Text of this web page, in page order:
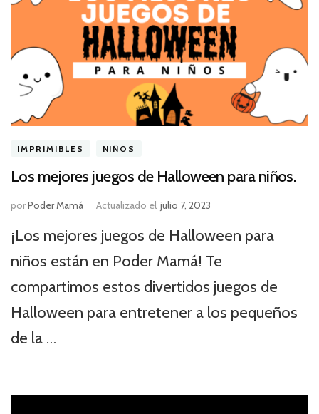
IMPRIMIBLES NIÑOS
Los mejores juegos de Halloween para niños.
porPoder Mamá Actualizado el julio 7, 2023
¡Los mejores juegos de Halloween para
niños están en Poder Mamá! Te
compartimos estos divertidos juegos de
Halloween para entretener a los pequeños
de la …